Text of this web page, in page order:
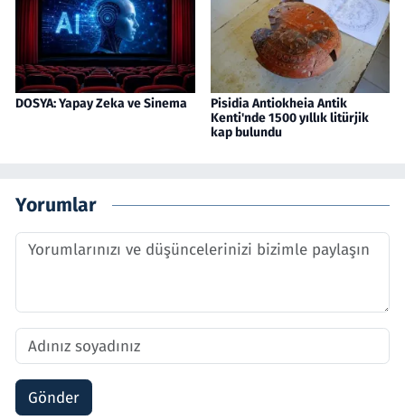
DOSYA: Yapay Zeka ve Sinema
Pisidia Antiokheia Antik
Kenti'nde 1500 yıllık litürjik
kap bulundu
Yorumlar
Gönder